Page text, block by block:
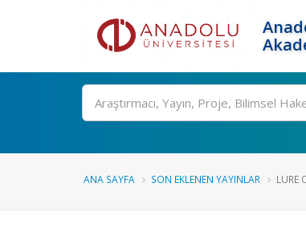
Ara
ANA SAYFA SON EKLENEN YAYINLAR LURE